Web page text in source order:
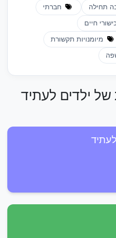
תחילה חברתי
חיים
מיומנויות תקשורת
של ילדים לעתיד